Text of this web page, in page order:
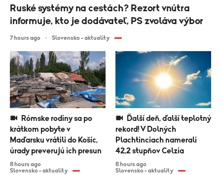
Ruské systémy na cestách? Rezort vnútra
informuje, kto je dodávateľ, PS zvoláva výbor
7 hours ago Slovensko - aktuality
krátkom pobyte v
Maďarsku vrátili do Košíc,
úrady preverujú ich presun
8 hours ago
Slovensko - aktuality
rekord! V Dolných
Plachtinciach namerali
42,2 stupňov Celzia
8 hours ago
Slovensko - aktuality